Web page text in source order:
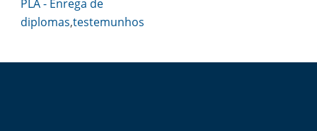
Link
PLA - Enrega de
diplomas,testemunhos